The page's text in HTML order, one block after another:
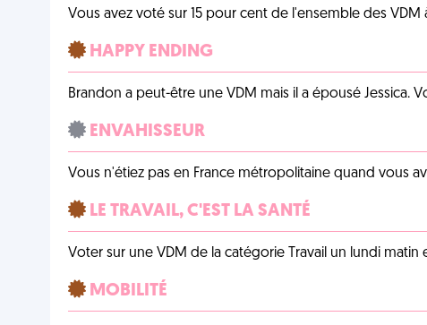
Vous avez voté sur 15 pour cent de l'ensemble des VDM
HAPPY ENDING
Brandon a peut-être une VDM mais il a épousé Jessica.
ENVAHISSEUR
Vous n'étiez pas en France métropolitaine quand vous
LE TRAVAIL, C'EST LA SANTÉ
Voter sur une VDM de la catégorie Travail un lundi matin
MOBILITÉ